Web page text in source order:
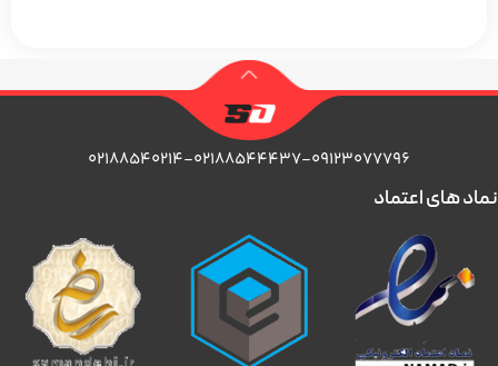
۰۲۱۸۸۵۴۰۲۱۴-۰۲۱۸۸۵۴۴۴۳۷-۰۹۱۲۳۰۷۷۷۹۶
نماد های اعتماد